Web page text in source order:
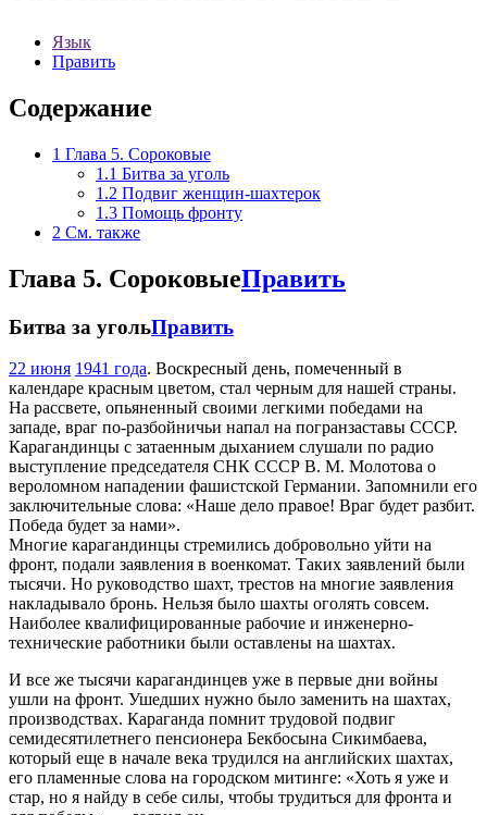
Язык
Править
Содержание
1 Глава 5. Сороковые
1.1 Битва за уголь
1.2 Подвиг женщин-шахтерок
1.3 Помощь фронту
2 См. также
Глава 5. СороковыеПравить
Битва за угольПравить
22 июня 1941 года. Воскресный день, помеченный в
календаре красным цветом, стал черным для нашей страны.
На рассвете, опьяненный своими легкими победами на
западе, враг по-разбойничьи напал на погранзаставы СССР.
Карагандинцы с затаенным дыханием слушали по радио
выступление председателя СНК СССР В. М. Молотова о
вероломном нападении фашистской Германии. Запомнили его
заключительные слова: «Наше дело правое! Враг будет разбит.
Победа будет за нами».
Многие карагандинцы стремились добровольно уйти на
фронт, подали заявления в военкомат. Таких заявлений были
тысячи. Но руководство шахт, трестов на многие заявления
накладывало бронь. Нельзя было шахты оголять совсем.
Наиболее квалифицированные рабочие и инженерно-
технические работники были оставлены на шахтах.
И все же тысячи карагандинцев уже в первые дни войны
ушли на фронт. Ушедших нужно было заменить на шахтах,
производствах. Караганда помнит трудовой подвиг
семидесятилетнего пенсионера Бекбосына Сикимбаева,
который еще в начале века трудился на английских шахтах,
его пламенные слова на городском митинге: «Хоть я уже и
стар, но я найду в себе силы, чтобы трудиться для фронта и